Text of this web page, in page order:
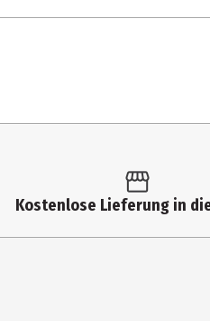
Kostenlose Lieferung in